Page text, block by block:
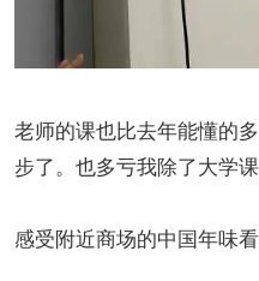
老师的课也比去年能懂的
步了。也多亏我除了大学
感受附近商场的中国年味